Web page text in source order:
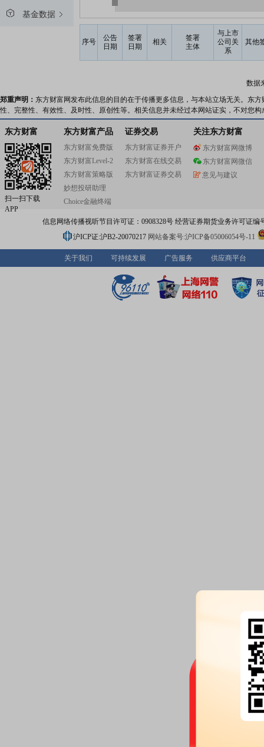
基金数据
序号
公告
日期
签署
日期
相关
签署
主体
与上市
公司关
系
其他
数据
郑重声明： 东方财富网发布此信息的目的在于传播更多信息，与本站立场无关。东
性、完整性、有效性、及时性、原创性等。相关信息并未经过本网站证实，不对您
东方财富
扫一扫下载
APP
东方财富产品
东方财富免费版
东方财富Level-2
东方财富策略版
妙想投研助理
Choice金融终端
证券交易
东方财富证券开户
东方财富在线交易
东方财富证券交易
关注东方财富
东方财富网微博
东方财富网微信
意见与建议
信息网络传播视听节目许可证：0908328号 经营证券期货业务许可证编
沪ICP证:沪B2-20070217 网站备案号:沪ICP备05006054号-11
关于我们 可持续发展 广告服务 供应商平台